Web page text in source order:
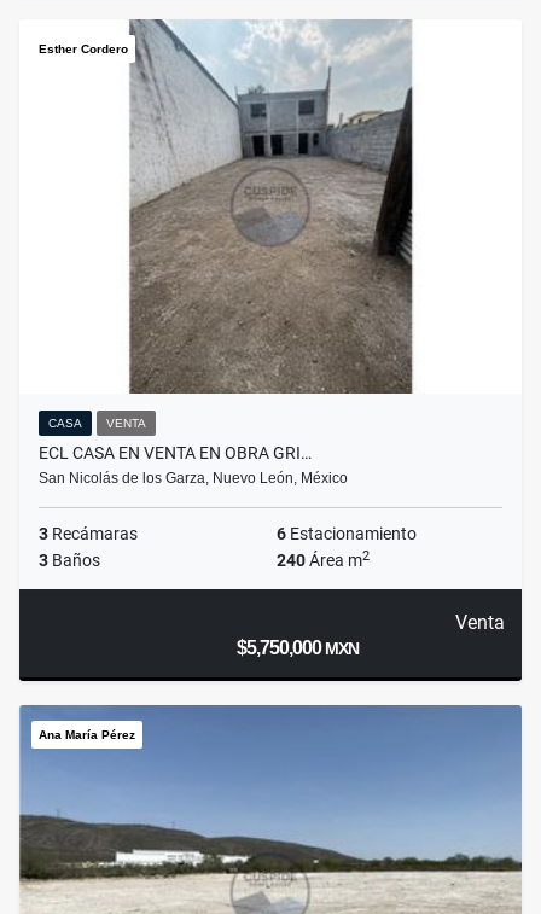
Esther Cordero
CASA VENTA
ECL CASA EN VENTA EN OBRA GRI…
San Nicolás de los Garza, Nuevo León, México
3 Recámaras 6 Estacionamiento
3 Baños 240Área m2
Venta
$5,750,000MXN
Ana María Pérez